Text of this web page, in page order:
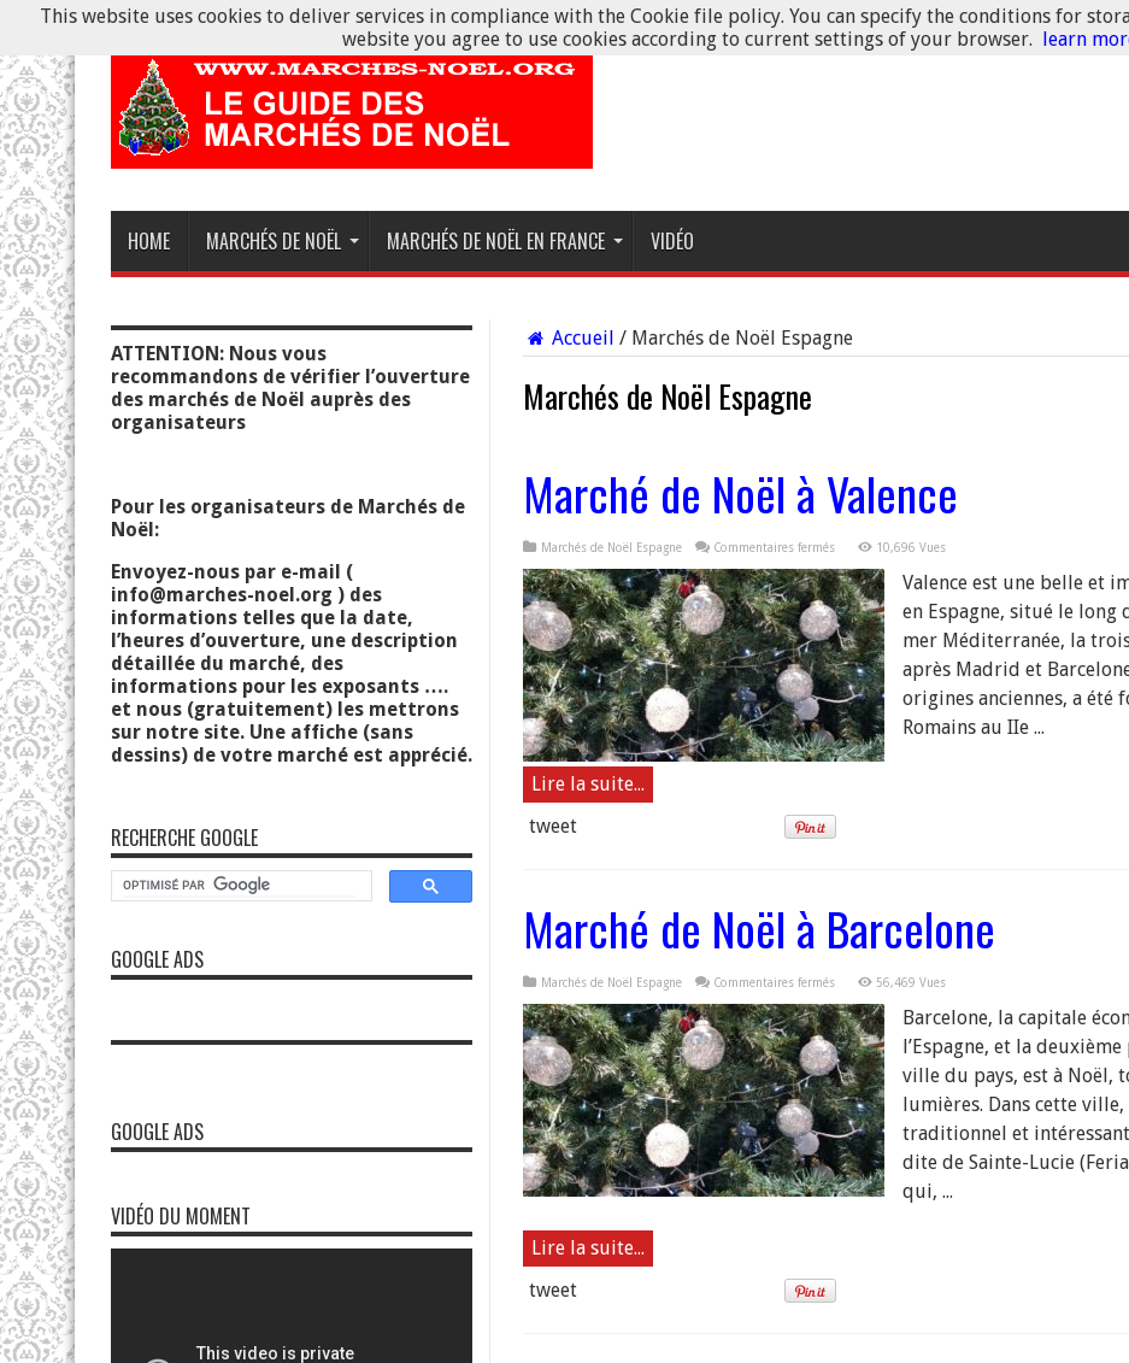
HOME MARCHÉS DE NOËL MARCHÉS DE NOËL EN FRANCE VIDÉO
Accueil / Marchés de Noël Espagne
Marchés de Noël Espagne
Marché de Noël à Valence
Marchés de Noël Espagne Commentaires fermés
de
Noël
à
Valence
10,696 Vues
Valence est une belle et
en Espagne, situé le long
mer Méditerranée, la
après Madrid et
origines anciennes, a été
Romains au IIe ...
Lire la suite...
tweet
Marché de Noël à Barcelone
Marchés de Noël Espagne Commentaires fermés
de
Noël
à
Barcelone
56,469 Vues
Barcelone, la capitale
l’Espagne, et la
ville du pays, est à Noël,
lumières. Dans cette
traditionnel et
dite de Sainte-Lucie
qui, ...
Lire la suite...
tweet
ATTENTION: Nous vous
recommandons de vérifier l’ouverture
des marchés de Noël auprès des
organisateurs
Pour les organisateurs de Marchés de
Noël:
Envoyez-nous par e-mail (
info@marches-noel.org ) des
informations telles que la date,
l’heures d’ouverture, une description
détaillée du marché, des
informations pour les exposants ….
et nous (gratuitement) les mettrons
sur notre site. Une affiche (sans
dessins) de votre marché est apprécié.
RECHERCHE GOOGLE
GOOGLE ADS
GOOGLE ADS
VIDÉO DU MOMENT
This website uses cookies to deliver services in compliance with the Cookie file policy. You can specify the conditions for
website you agree to use cookies according to current settings of your browser. learn